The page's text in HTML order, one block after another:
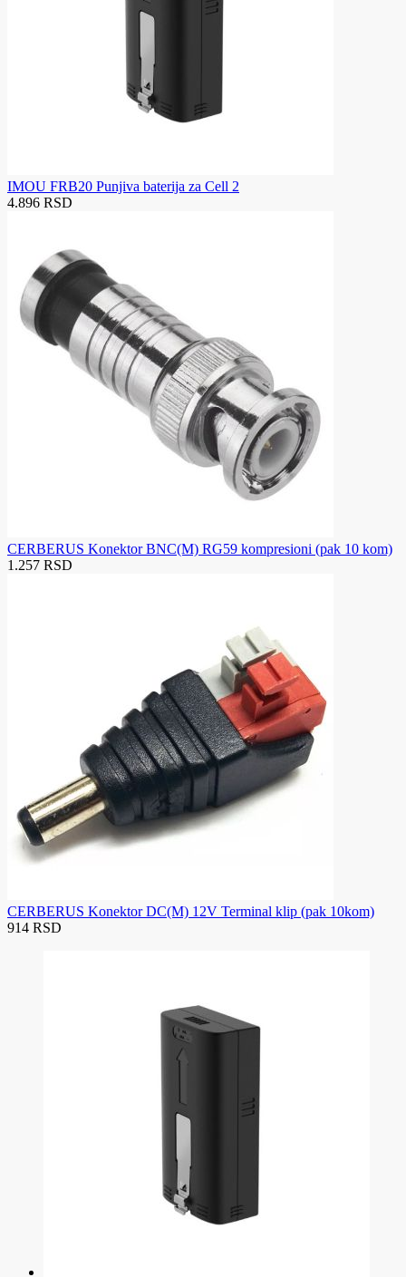
IMOU FRB20 Punjiva baterija za Cell 2
4.896 RSD
CERBERUS Konektor BNC(M) RG59 kompresioni (pak 10 kom)
1.257 RSD
CERBERUS Konektor DC(M) 12V Terminal klip (pak 10kom)
914 RSD